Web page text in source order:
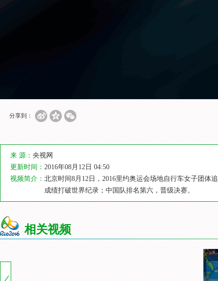
分享到：
来 源： 央视网
更新时间： 2016年08月12日 04:50
视频简介： 北京时间8月12日，2016里约奥运会场地自行车女子团体
成绩打破世界纪录；中国队排名第六，晋级决赛。
相关视频